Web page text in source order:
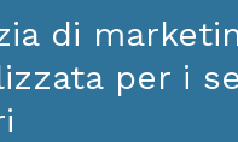
di
per i